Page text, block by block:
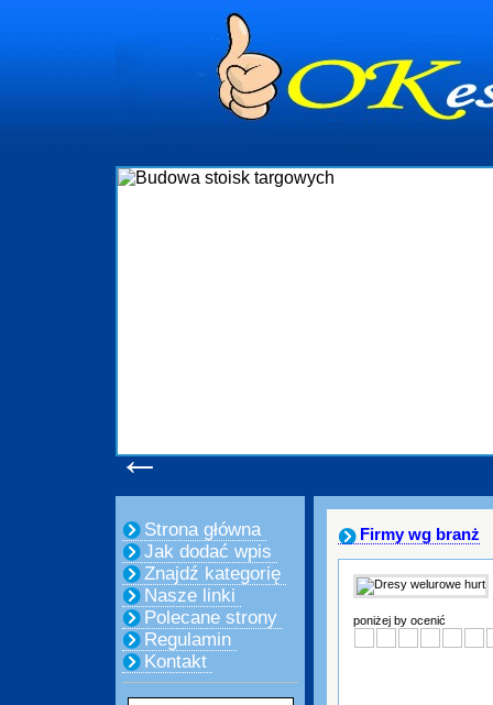
←
Strona główna
Jak dodać wpis
Znajdź kategorię
Nasze linki
Polecane strony
Regulamin
Kontakt
Firmy wg branż
poniżej by ocenić